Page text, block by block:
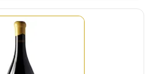
Quantità